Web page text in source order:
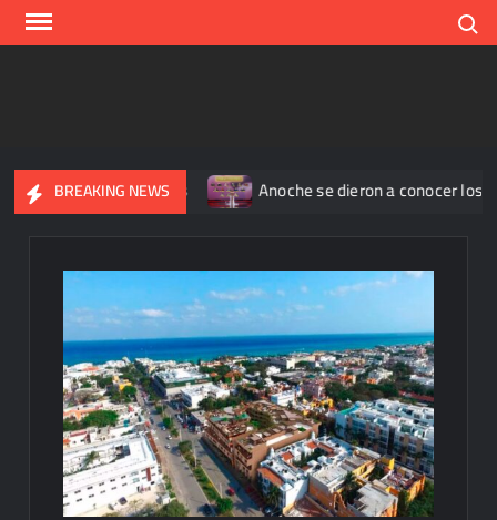
Skip
BREAKING NEWS
345 casos Anoche se dieron a conocer los